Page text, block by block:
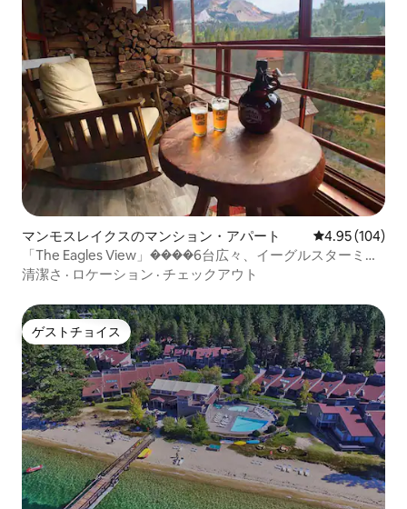
マンモスレイクスのマンション・アパート レビュー104
4.95 (104)
「The Eagles View」����6台広々、イーグルスターミナ
ルまで徒歩
清潔さ · ロケーション · チェックアウト
ゲストチョイス
ゲストチョイス